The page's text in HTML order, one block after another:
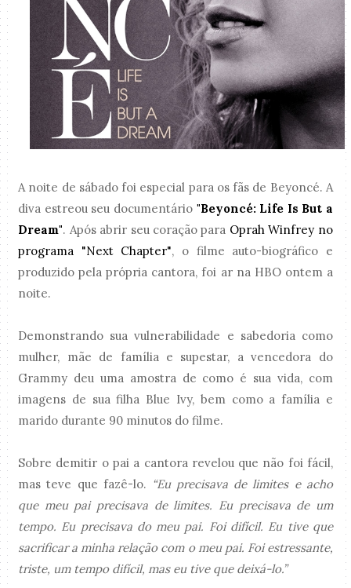
A noite de sábado foi especial para os fãs de Beyoncé. A
diva estreou seu documentário"Beyoncé: Life Is But a
Dream". Após abrir seu coração para Oprah Winfrey no
programa "Next Chapter", o filme auto-biográfico e
produzido pela própria cantora, foi ar na HBO ontem a
noite.
Demonstrando sua vulnerabilidade e sabedoria como
mulher, mãe de família e supestar, a vencedora do
Grammy deu uma amostra de como é sua vida, com
imagens de sua filha Blue Ivy, bem como a família e
marido durante 90 minutos do filme.
Sobre demitir o pai a cantora revelou que não foi fácil,
mas teve que fazê-lo. “Eu precisava de limites e acho
que meu pai precisava de limites. Eu precisava de um
tempo. Eu precisava do meu pai. Foi difícil. Eu tive que
sacrificar a minha relação com o meu pai. Foi estressante,
triste, um tempo difícil, mas eu tive que deixá-lo.”